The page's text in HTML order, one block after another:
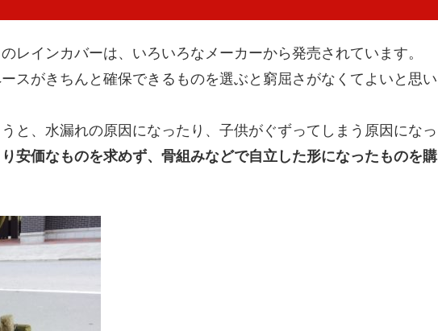
レインカバーは、いろいろなメーカーから発売されています。
スがきちんと確保できるものを選ぶと窮屈さがなくてよいと思い
と、水漏れの原因になったり、子供がぐずってしまう原因になっ
安価なものを求めず、骨組みなどで自立した形になったものを購